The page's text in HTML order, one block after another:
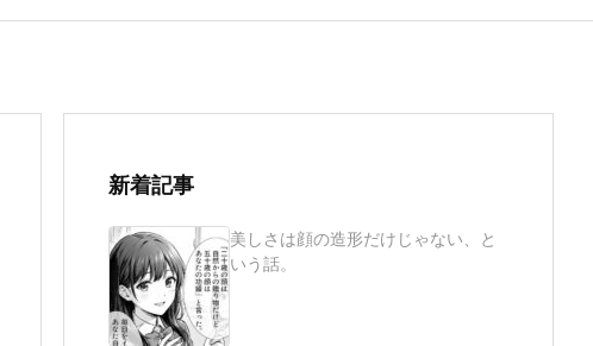
新着記事
美しさは顔の造形だけじゃない、と
いう話。